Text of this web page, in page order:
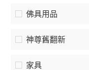
佛具用品
神尊舊翻新
家具